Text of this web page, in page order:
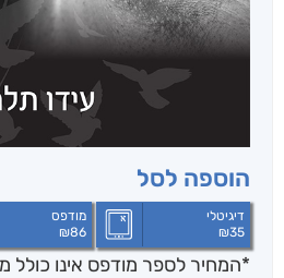
הוספה לסל
דיגיטלי
₪35
מודפס
₪86
*המחיר לספר מודפס אינו כולל